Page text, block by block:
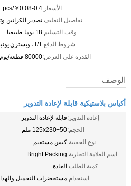
الأسعار:￥0.08-0.4/pcs
تفاصيل التغليف:تصدير الكراتين
وقت التسليم:18 يوما طبيعيا
شروط الدفع:T/T، ويسترن يونيون
القدرة على العرض:80000 قطعة/يوم
الوصف
أكياس بلاستيكية قابلة لإعادة التدوير
إعادة التدوير:قابلة لإعادة التدوير
الحجم:125x230+50 ملم
نوع الحقيبة:كيس مستقيم
اسم العلامة التجارية:Bright Packing
كمية الطلب:العادة
استخدام:مستحضرات التجميل